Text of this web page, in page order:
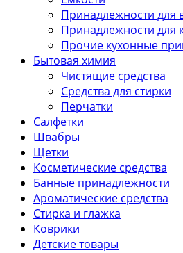
Принадлежности для
Принадлежности для
Прочие кухонные
Бытовая химия
Чистящие средства
Средства для стирки
Перчатки
Салфетки
Швабры
Щетки
Косметические средства
Банные принадлежности
Ароматические средства
Стирка и глажка
Коврики
Детские товары